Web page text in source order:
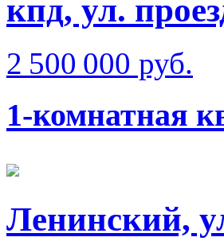
кпд, ул.
2 500 000 руб.
1-комнатная
Ленинский,